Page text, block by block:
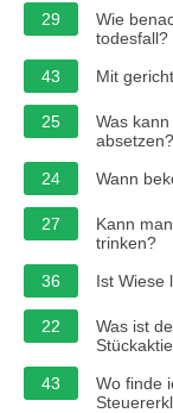
29
Wie
todesfall?
43
Mit
25
Was
absetzen?
24
Wann
27
Kann
trinken?
36
Ist Wiese
22
Was ist
43
Wo finde